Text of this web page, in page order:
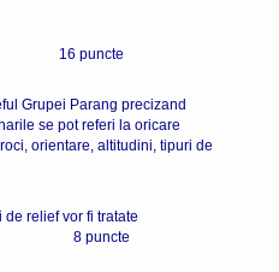
puncte
Grupei Parang precizand
se pot referi la oricare
orientare, altitudini, tipuri de
relief vor fi tratate
puncte